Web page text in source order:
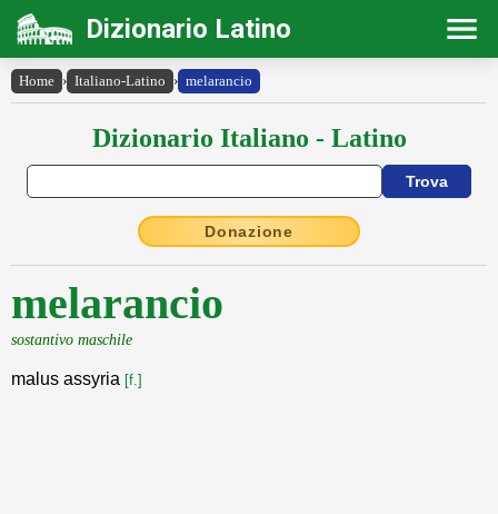
Dizionario Latino
Home › Italiano-Latino › melarancio
Dizionario Italiano - Latino
Donazione
melarancio
sostantivo maschile
malus assyria [f.]